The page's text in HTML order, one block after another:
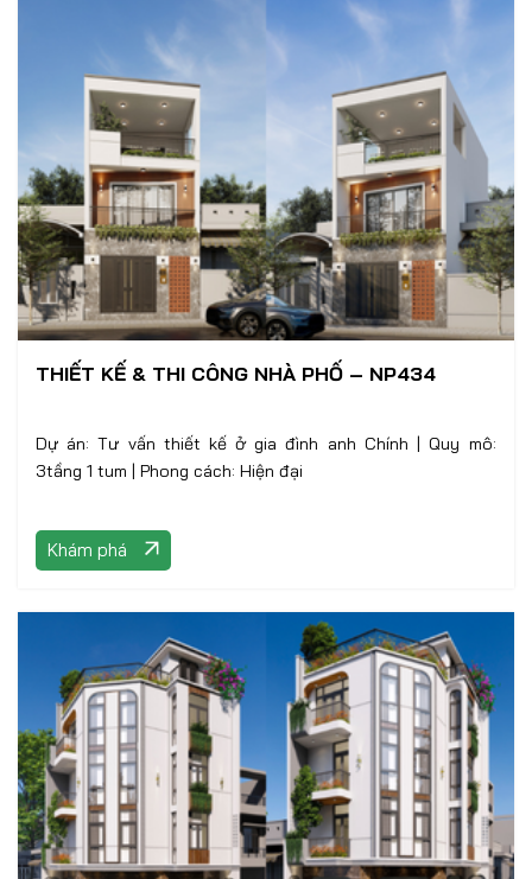
THIẾT KẾ & THI CÔNG NHÀ PHỐ – NP434
Dự án: Tư vấn thiết kế ở gia đình anh Chính | Quy mô:
3tầng 1 tum | Phong cách: Hiện đại
Khám phá